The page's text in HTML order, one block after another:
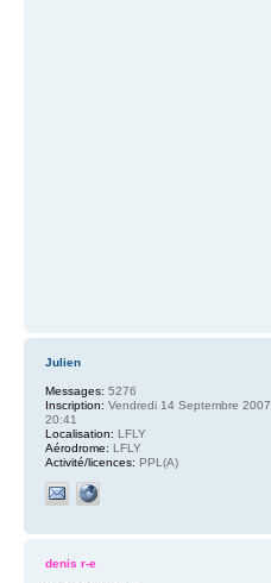
Julien
Messages: 5276
Inscription: Vendredi 14 Septembre 2007
20:41
Localisation: LFLY
Aérodrome: LFLY
Activité/licences: PPL(A)
denis r-e